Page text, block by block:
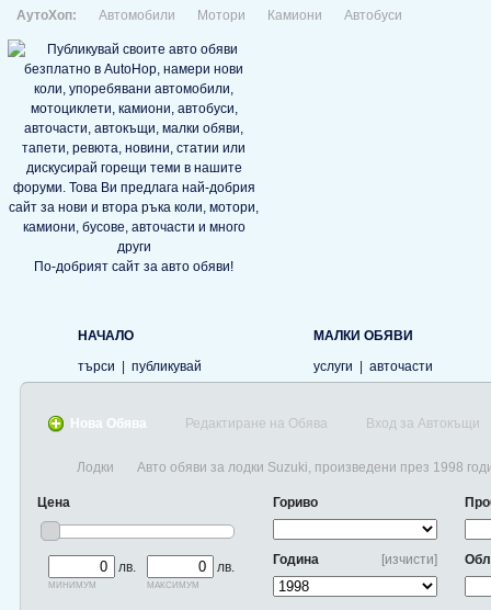
АутоХоп: Автомобили Мотори Камиони Автобуси
По-добрият сайт за авто обяви!
НАЧАЛО
търси
публикувай
МАЛКИ ОБЯВИ
услуги
авточасти
Нова Обява Редактиране на Обява Вход за Автокъщи
Лодки Авто обяви за лодки Suzuki, произведени през 1998
Цена
лв.
минимум
лв.
максимум
Гориво
[изчисти]
Година